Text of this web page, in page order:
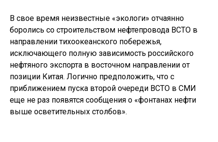
В свое время неизвестные «экологи» отчаянно
боролись со строительством нефтепровода ВСТО в
направлении тихоокеанского побережья,
исключающего полную зависимость российского
нефтяного экспорта в восточном направлении от
позиции Китая. Логично предположить, что с
приближением пуска второй очереди ВСТО в СМИ
еще не раз появятся сообщения о «фонтанах нефти
выше осветительных столбов».